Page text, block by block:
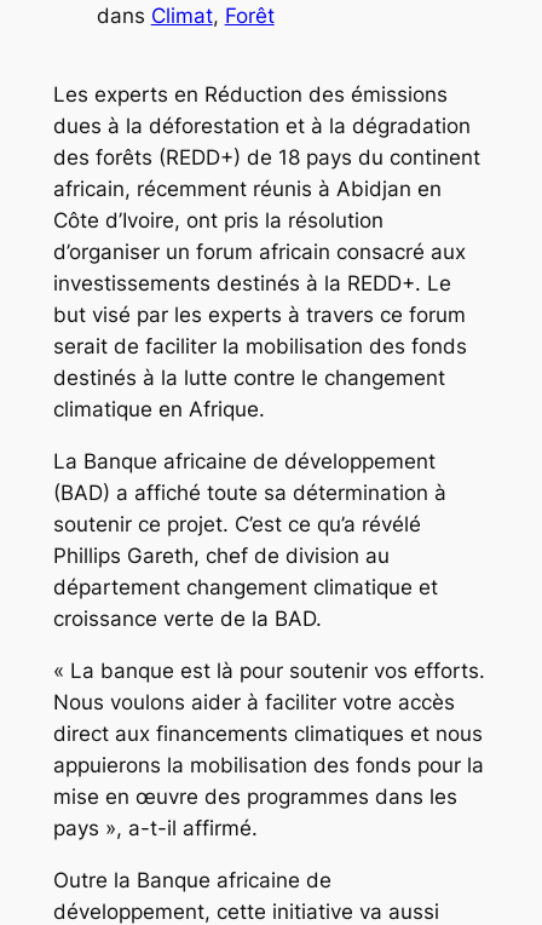
dans Climat, Forêt
Les experts en Réduction des émissions
dues à la déforestation et à la dégradation
des forêts (REDD+) de 18 pays du continent
africain, récemment réunis à Abidjan en
Côte d’Ivoire, ont pris la résolution
d’organiser un forum africain consacré aux
investissements destinés à la REDD+. Le
but visé par les experts à travers ce forum
serait de faciliter la mobilisation des fonds
destinés à la lutte contre le changement
climatique en Afrique.
La Banque africaine de développement
(BAD) a affiché toute sa détermination à
soutenir ce projet. C’est ce qu’a révélé
Phillips Gareth, chef de division au
département changement climatique et
croissance verte de la BAD.
« La banque est là pour soutenir vos efforts.
Nous voulons aider à faciliter votre accès
direct aux financements climatiques et nous
appuierons la mobilisation des fonds pour la
mise en œuvre des programmes dans les
pays », a-t-il affirmé.
Outre la Banque africaine de
développement, cette initiative va aussi